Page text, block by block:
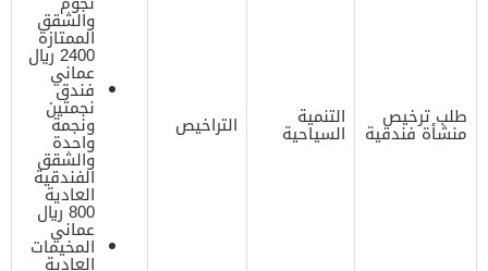
طلب ترخيص
منشأة فندقية
التنمية
السياحية التراخيص
والشقق
الممتازة
2400 ريال
عماني
فندق
نجمتين
ونجمة
واحدة
والشقق
الفندقية
العادية
800 ريال
عماني
المخيمات
العادية